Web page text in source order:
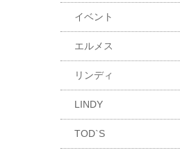
イベント
エルメス
リンディ
LINDY
TOD`S